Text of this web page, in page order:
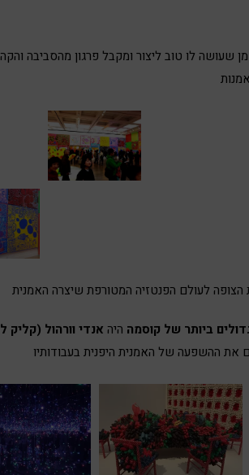
לו טוב ליצור ומקבל פרגון מהסביבה
ביותר של קוסמה היה אנדי וורהול (קליק